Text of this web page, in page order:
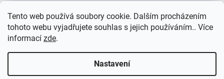
Tento web používá soubory cookie. Dalším procházením
tohoto webu vyjadřujete souhlas s jejich používáním.. Více
informací zde.
Nastavení
Vytvořil Shoptet Premium
Sledujte nás: